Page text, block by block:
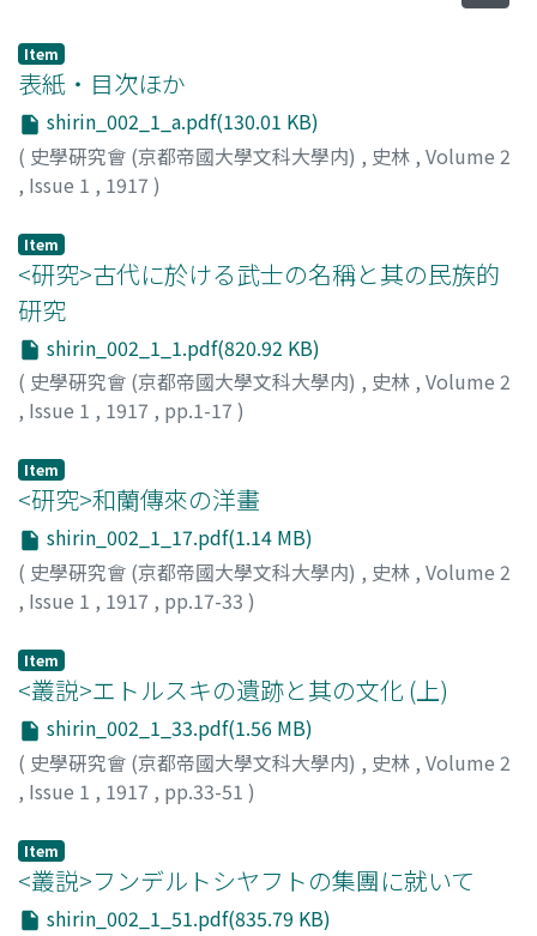
Item
表紙・目次ほか
shirin_002_1_a.pdf(130.01 KB)
( 史學硏究會 (京都帝國大學文科大學内) , 史林 , Volume 2
, Issue 1 , 1917 )
Item
<研究>古代に於ける武士の名稱と其の民族的
研究
shirin_002_1_1.pdf(820.92 KB)
( 史學硏究會 (京都帝國大學文科大學内) , 史林 , Volume 2
, Issue 1 , 1917 , pp.1-17 )
Item
<研究>和蘭傳來の洋畫
shirin_002_1_17.pdf(1.14 MB)
( 史學硏究會 (京都帝國大學文科大學内) , 史林 , Volume 2
, Issue 1 , 1917 , pp.17-33 )
Item
<叢説>エトルスキの遺跡と其の文化 (上)
shirin_002_1_33.pdf(1.56 MB)
( 史學硏究會 (京都帝國大學文科大學内) , 史林 , Volume 2
, Issue 1 , 1917 , pp.33-51 )
Item
<叢説>フンデルトシヤフトの集團に就いて
shirin_002_1_51.pdf(835.79 KB)